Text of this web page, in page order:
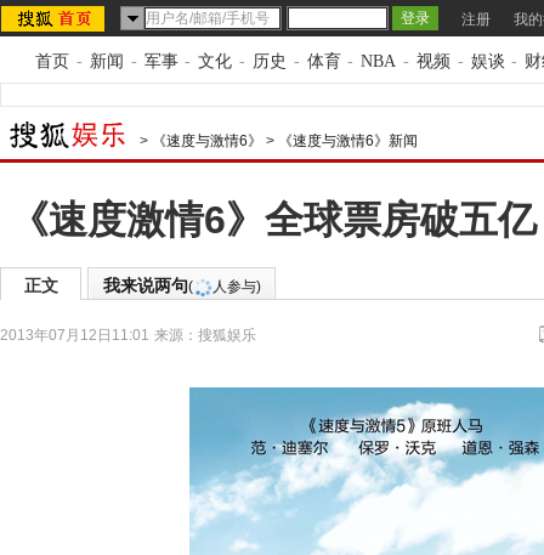
注册 我
首页 - 新闻 - 军事 - 文化 - 历史 - 体育 - NBA - 视频 - 娱谈 -
> 《速度与激情6》 > 《速度与激情6》新闻
《速度激情6》全球票房破五
正文 我来说两句( 人参与)
2013年07月12日11:01 来源： 搜狐娱乐